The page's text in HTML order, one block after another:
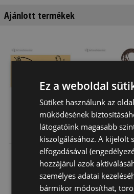
Ajánlott termékek
Kiképzőszár
Elasztikus
5 200 Ft
Segédszár
9 320 Ft
Ez a weboldal
Sütiket használunk az
működésének
látogatóink magasabb
kiszolgálásához. A kijelölt
elfogadásával
hozzájárul azok
személyes adatai
bármikor módosíthat,